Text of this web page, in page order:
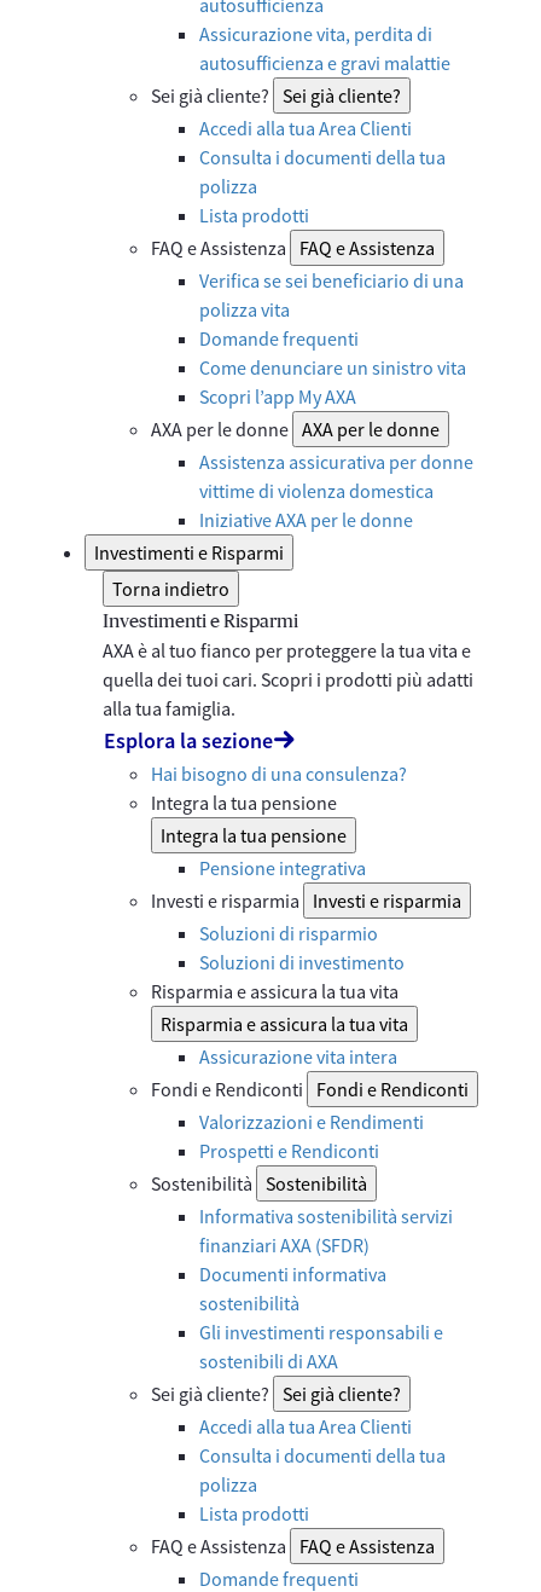
Assicurazione vita, perdita di
autosufficienza e gravi malattie
Sei già cliente? Sei già cliente?
Accedi alla tua Area Clienti
Consulta i documenti della tua
polizza
Lista prodotti
FAQ e Assistenza
FAQ e Assistenza
Verifica se sei beneficiario di una
polizza vita
Domande frequenti
Come denunciare un sinistro vita
Scopri l’app My AXA
AXA per le donne AXA per le donne
Assistenza assicurativa per donne
vittime di violenza domestica
Iniziative AXA per le donne
Investimenti e Risparmi
Torna indietro
Investimenti e Risparmi
AXA è al tuo fianco per proteggere la tua vita e
quella dei tuoi cari. Scopri i prodotti più adatti
alla tua famiglia.
Esplora la sezione
Hai bisogno di una consulenza?
Integra la tua pensione
Integra la tua pensione
Pensione integrativa
Investi e risparmia
Investi e risparmia
Soluzioni di risparmio
Soluzioni di investimento
Risparmia e assicura la tua vita
Risparmia e assicura la tua vita
Assicurazione vita intera
Fondi e Rendiconti
Fondi e Rendiconti
Valorizzazioni e Rendimenti
Prospetti e Rendiconti
Sostenibilità Sostenibilità
Informativa sostenibilità servizi
finanziari AXA (SFDR)
Documenti informativa
sostenibilità
Gli investimenti responsabili e
sostenibili di AXA
Sei già cliente? Sei già cliente?
Accedi alla tua Area Clienti
Consulta i documenti della tua
polizza
Lista prodotti
FAQ e Assistenza
FAQ e Assistenza
Domande frequenti